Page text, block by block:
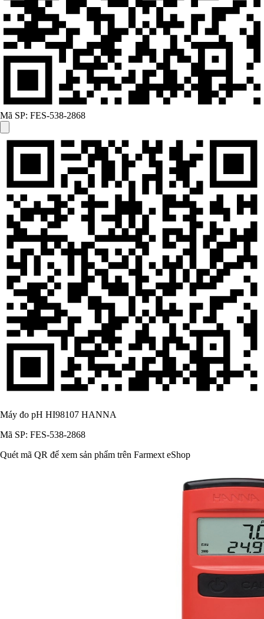
Mã SP: FES-538-2868
Máy đo pH HI98107 HANNA
Mã SP: FES-538-2868
Quét mã QR để xem sản phẩm trên Farmext eShop